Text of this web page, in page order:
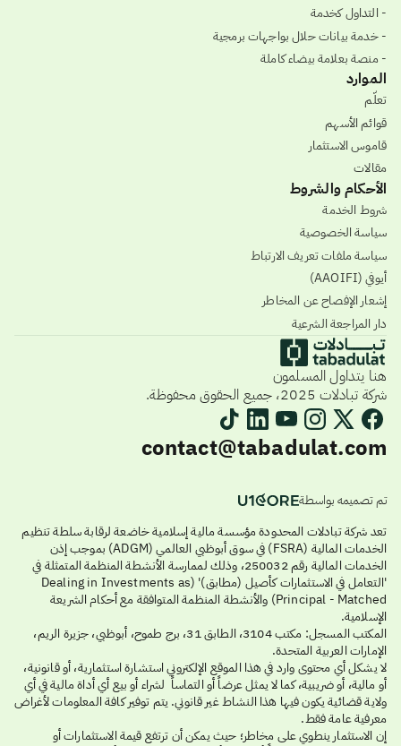
- التداول كخدمة
- خدمة بيانات حلال بواجهات برمجية
- منصة بعلامة بيضاء كاملة
الموارد
تعلّم
قوائم الأسهم
قاموس الاستثمار
مقالات
الأحكام والشروط
شروط الخدمة
سياسة الخصوصية
سياسة ملفات تعريف الارتباط
أيوفي (AAOIFI)
إشعار الإفصاح عن المخاطر
دار المراجعة الشرعية
هنا يتداول المسلمون
شركة تبادلات 2025، جميع الحقوق محفوظة.
contact@tabadulat.com
تم تصميمه بواسطة
تعد شركة تبادلات المحدودة مؤسسة مالية إسلامية خاضعة لرقابة سلطة تنظيم
الخدمات المالية (FSRA) في سوق أبوظبي العالمي (ADGM) بموجب إذن
الخدمات المالية رقم 250032، وذلك لممارسة الأنشطة المنظمة المتمثلة في
'التعامل في الاستثمارات كأصيل (مطابق)' (Dealing in Investments as
Principal - Matched) والأنشطة المنظمة المتوافقة مع أحكام الشريعة
الإسلامية.
المكتب المسجل: مكتب 3104، الطابق 31، برج طموح، أبوظبي، جزيرة الريم،
الإمارات العربية المتحدة.
لا يشكل أي محتوى وارد في هذا الموقع الإلكتروني استشارة استثمارية، أو قانونية،
أو مالية، أو ضريبية، كما لا يمثل عرضاً أو التماساً لشراء أو بيع أي أداة مالية في أي
ولاية قضائية يكون فيها هذا النشاط غير قانوني. يتم توفير كافة المعلومات لأغراض
معرفية عامة فقط.
إن الاستثمار ينطوي على مخاطر؛ حيث يمكن أن ترتفع قيمة الاستثمارات أو